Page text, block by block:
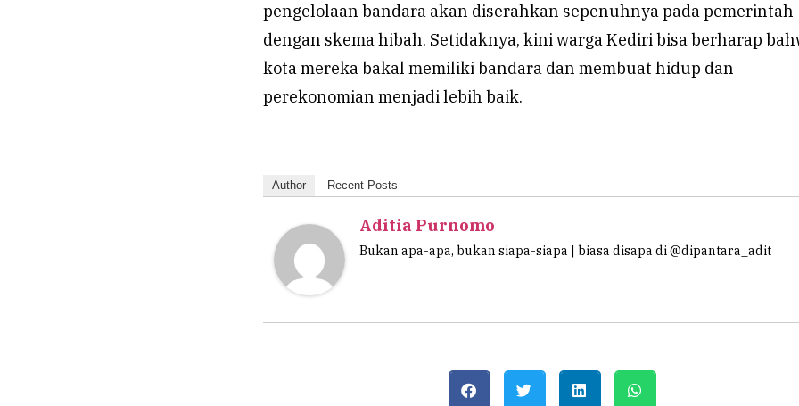
pengelolaan bandara akan diserahkan sepenuhnya pada pemerintah
dengan skema hibah. Setidaknya, kini warga Kediri bisa berharap
kota mereka bakal memiliki bandara dan membuat hidup dan
perekonomian menjadi lebih baik.
Author Recent Posts
Aditia Purnomo
Bukan apa-apa, bukan siapa-siapa | biasa disapa di @dipantara_adit